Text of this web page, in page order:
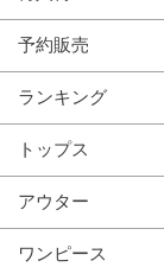
予約販売
ランキング
トップス
アウター
ワンピース